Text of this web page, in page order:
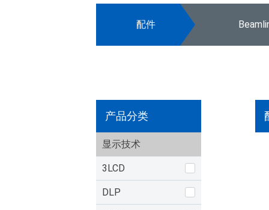
配件
产品分类
显示技术
3LCD
DLP